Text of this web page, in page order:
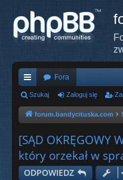
ię
ce
Fora
Szukaj Zaloguj się
forum.bandycituska.com
[SĄD
który orzekał w
ODPOWIEDZ